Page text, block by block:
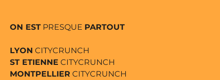
ON EST PRESQUE PARTOUT
LYON CITYCRUNCH
ST ETIENNE CITYCRUNCH
MONTPELLIER CITYCRUNCH